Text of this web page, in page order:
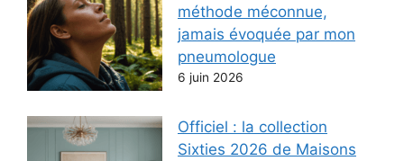
méthode méconnue,
jamais évoquée par mon
pneumologue
6 juin 2026
Officiel : la collection
Sixties 2026 de Maisons